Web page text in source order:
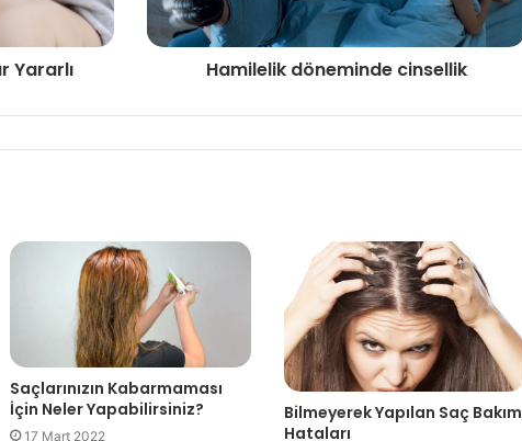
Yararlı Hamilelik döneminde cinsellik
Saçlarınızın Kabarmaması
İçin Neler Yapabilirsiniz?
17 Mart 2022
Bilmeyerek Yapılan Saç Bakım
Hataları